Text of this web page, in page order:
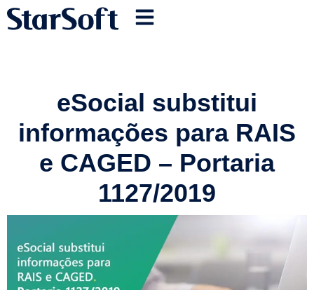
eSocial substitui
informações para RAIS
e CAGED – Portaria
1127/2019